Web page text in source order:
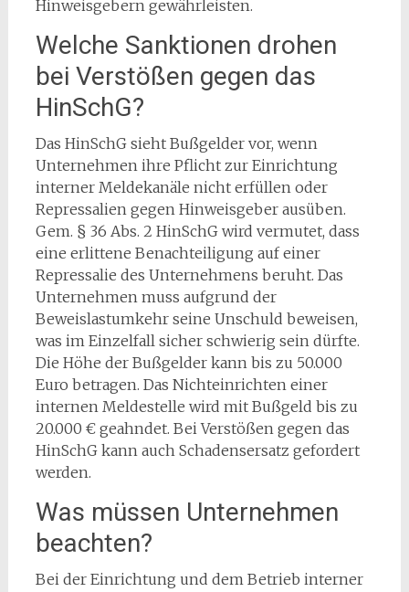
Hinweisgebern gewährleisten.
Welche Sanktionen drohen
bei Verstößen gegen das
HinSchG?
Das HinSchG sieht Bußgelder vor, wenn
Unternehmen ihre Pflicht zur Einrichtung
interner Meldekanäle nicht erfüllen oder
Repressalien gegen Hinweisgeber ausüben.
Gem. § 36 Abs. 2 HinSchG wird vermutet, dass
eine erlittene Benachteiligung auf einer
Repressalie des Unternehmens beruht. Das
Unternehmen muss aufgrund der
Beweislastumkehr seine Unschuld beweisen,
was im Einzelfall sicher schwierig sein dürfte.
Die Höhe der Bußgelder kann bis zu 50.000
Euro betragen. Das Nichteinrichten einer
internen Meldestelle wird mit Bußgeld bis zu
20.000 € geahndet. Bei Verstößen gegen das
HinSchG kann auch Schadensersatz gefordert
werden.
Was müssen Unternehmen
beachten?
Bei der Einrichtung und dem Betrieb interner